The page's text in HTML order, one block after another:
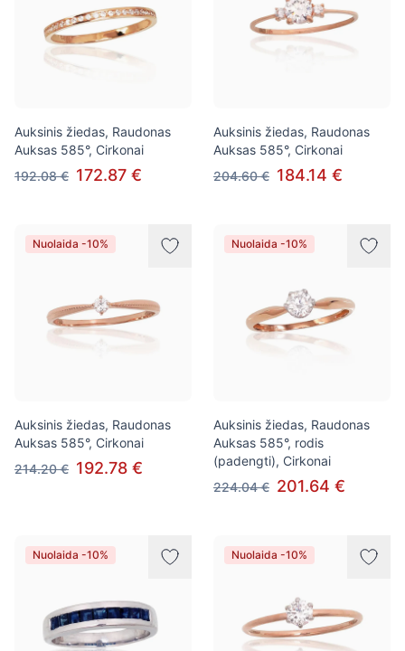
Auksinis žiedas, Raudonas
Auksas 585°, Cirkonai
192.08 € 172.87 €
Auksinis žiedas, Raudonas
Auksas 585°, Cirkonai
204.60 € 184.14 €
Nuolaida -10%
Auksinis žiedas, Raudonas
Auksas 585°, Cirkonai
214.20 € 192.78 €
Nuolaida -10%
Auksinis žiedas, Raudonas
Auksas 585°, rodis
(padengti), Cirkonai
224.04 € 201.64 €
Nuolaida -10% Nuolaida -10%